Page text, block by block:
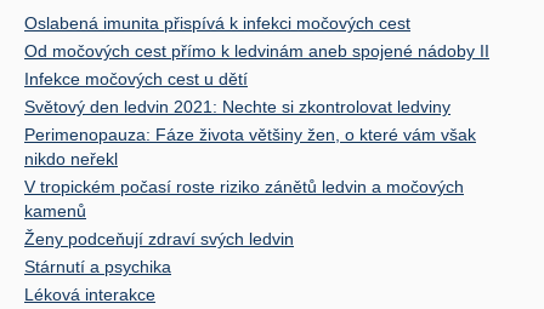
Oslabená imunita přispívá k infekci močových cest
Od močových cest přímo k ledvinám aneb spojené nádoby II
Infekce močových cest u dětí
Světový den ledvin 2021: Nechte si zkontrolovat ledviny
Perimenopauza: Fáze života většiny žen, o které vám však
nikdo neřekl
V tropickém počasí roste riziko zánětů ledvin a močových
kamenů
Ženy podceňují zdraví svých ledvin
Stárnutí a psychika
Léková interakce